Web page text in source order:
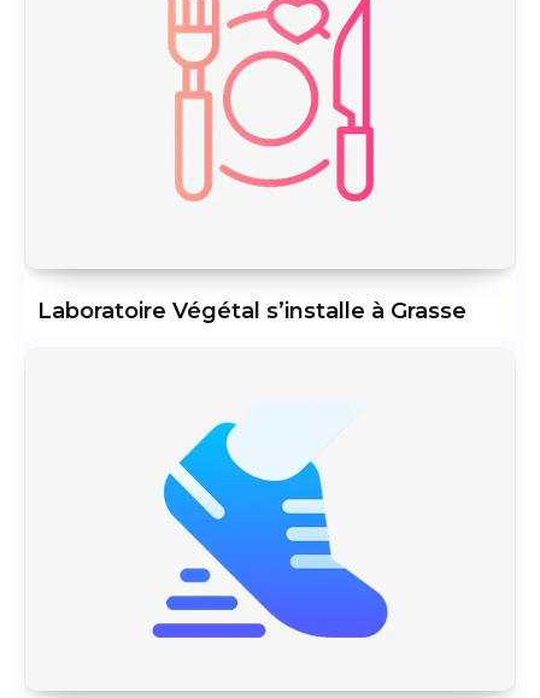
Laboratoire Végétal s’installe à Grasse